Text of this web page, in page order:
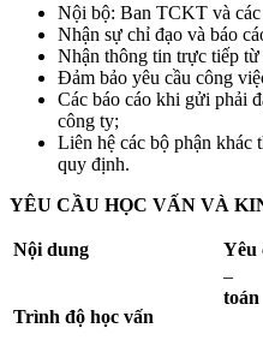
Nội bộ: Ban TCKT và
Nhận sự chỉ đạo và báo
Nhận thông tin trực tiếp từ
Đảm bảo yêu cầu công
Các báo cáo khi gửi phải
công ty;
Liên hệ các bộ phận khác
quy định.
YÊU CẦU HỌC VẤN VÀ
Nội dung Yêu
Trình độ học vấn
–
toán